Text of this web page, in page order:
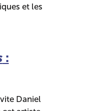
et les
:
Daniel